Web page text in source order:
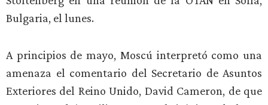
Bulgaria, el lunes.
A principios de mayo, Moscú interpretó como una
amenaza el comentario del Secretario de Asuntos
Exteriores del Reino Unido, David Cameron, de que